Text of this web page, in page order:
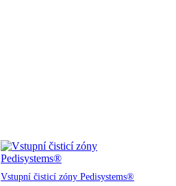
Vstupní čisticí zóny Pedisystems®